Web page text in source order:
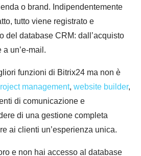
o brand. Indipendentemente
tutto viene registrato e
del database CRM: dall’acquisto
un’e-mail.
funzioni di Bitrix24 ma non è
management, website builder,
di comunicazione e
di una gestione completa
ai clienti un’esperienza unica.
e non hai accesso al database